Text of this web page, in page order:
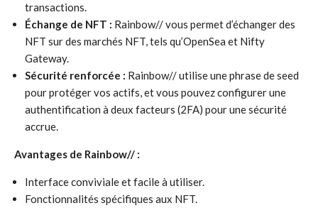
transactions.
Échange de NFT : Rainbow// vous permet d’échanger des
NFT sur des marchés NFT, tels qu’OpenSea et Nifty
Gateway.
Sécurité renforcée : Rainbow// utilise une phrase de seed
pour protéger vos actifs, et vous pouvez configurer une
authentification à deux facteurs (2FA) pour une sécurité
accrue.
Avantages de Rainbow// :
Interface conviviale et facile à utiliser.
Fonctionnalités spécifiques aux NFT.